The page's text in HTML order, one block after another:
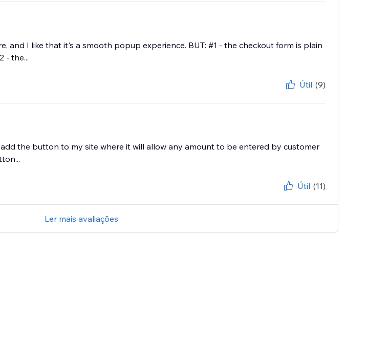
and I like that it's a smooth popup experience. BUT: #1 - the checkout form is plain
- the...
Útil (9)
the button to my site where it will allow any amount to be entered by customer
Útil (11)
Ler mais avaliações